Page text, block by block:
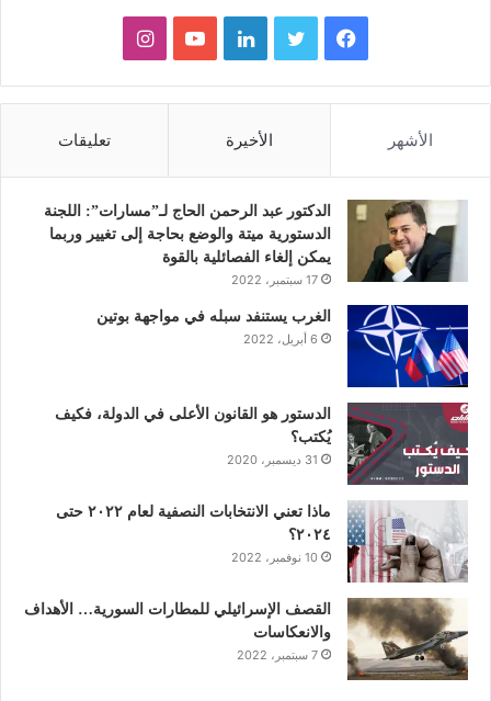
ي
و
ك
و
ر
ي
د
إ
و
و
ب
ن
ق
الأشهر الأخيرة تعليقات
الدكتور عبد الرحمن الحاج لـ”مسارات”: اللجنة
الدستورية ميتة والوضع بحاجة إلى تغيير وربما
يمكن إلغاء الفصائلية بالقوة
17 سبتمبر، 2022
الغرب يستنفد سبله في مواجهة بوتين
6 أبريل، 2022
الدستور هو القانون الأعلى في الدولة، فكيف
يُكتب؟
31 ديسمبر، 2020
ماذا تعني الانتخابات النصفية لعام ٢٠٢٢ حتى
٢٠٢٤؟
10 نوفمبر، 2022
القصف الإسرائيلي للمطارات السورية… الأهداف
والانعكاسات
7 سبتمبر، 2022